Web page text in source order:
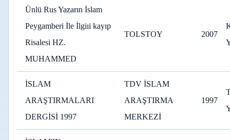
Ünlü Rus Yazarın İslam
Peygamberi İle İlgiıi kayıp
Risalesi HZ.
MUHAMMED
TOLSTOY 2007
İSLAM
ARAŞTIRMALARI
DERGİSİ 1997
TDV İSLAM
ARAŞTIRMA
MERKEZİ
1997